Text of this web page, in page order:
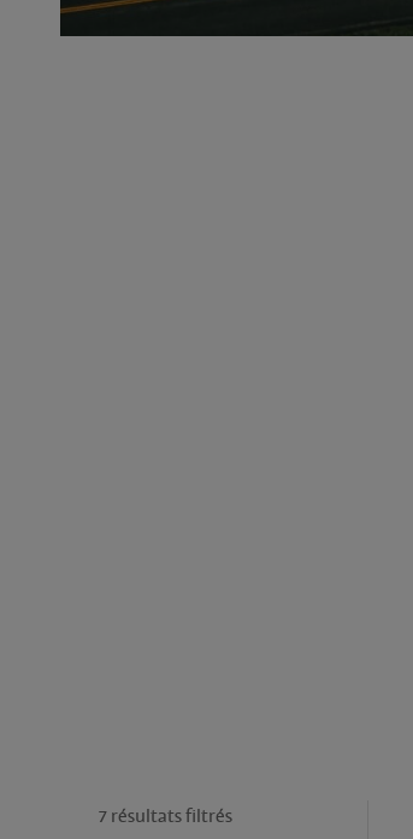
7 résultats filtrés